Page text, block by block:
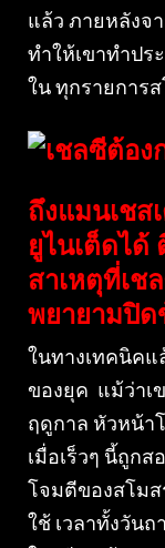
แล้ว ภายหลังจ
ทำให้เขาทำปร
ใน ทุกรายการ
ถึงแมนเชส
ยูไนเต็ดไ
สาเหตุที่เช
พยายามปิ
ในทางเทคนิคแ
ของยุค แม้ว่าเ
ฤดูกาล หัวหน้า
เมื่อเร็วๆ นี้ถูก
โจมตีของสโมส
ใช้ เวลาทั้งวัน